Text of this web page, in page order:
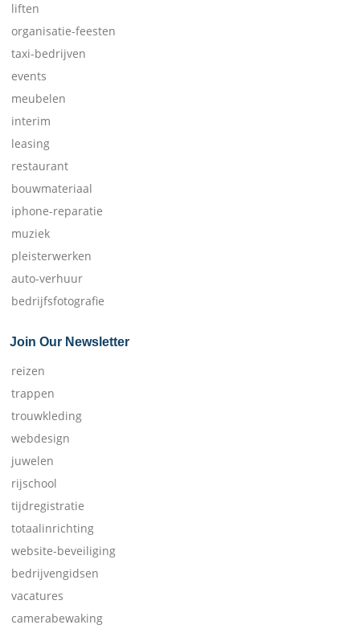
liften
organisatie-feesten
taxi-bedrijven
events
meubelen
interim
leasing
restaurant
bouwmateriaal
iphone-reparatie
muziek
pleisterwerken
auto-verhuur
bedrijfsfotografie
Join Our Newsletter
reizen
trappen
trouwkleding
webdesign
juwelen
rijschool
tijdregistratie
totaalinrichting
website-beveiliging
bedrijvengidsen
vacatures
camerabewaking